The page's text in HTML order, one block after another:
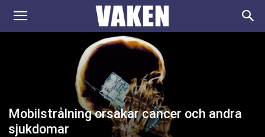
VAKEN.se
Mobilstrålning orsakar cancer och andra
sjukdomar